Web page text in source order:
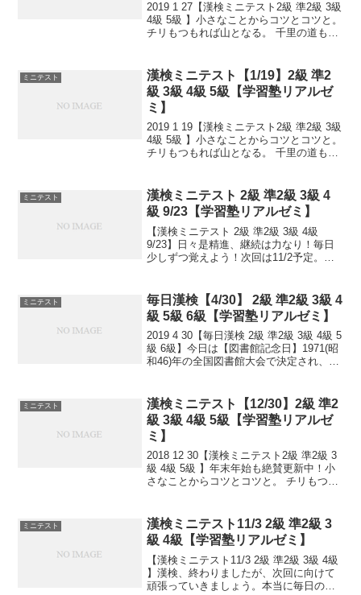
2019 1 27【漢検ミニテスト2級 準2級 3級
4級 5級 】小さなことからコツとコツと。
チリもつもれば山となる。 千里の道も一
熟語問題などの出来具合が合...
ミニテスト
漢検ミニテスト【1/19】2級 準2
級 3級 4級 5級【学習塾リアルゼ
ミ】
2019 1 19【漢検ミニテスト2級 準2級 3級
4級 5級 】小さなことからコツとコツと。
チリもつもれば山となる。 千里の道も一
熟語問題などの出来具合が合...
ミニテスト
漢検ミニテスト 2級 準2級 3級 4
級 9/23【学習塾リアルゼミ】
【漢検ミニテスト 2級 準2級 3級 4級
9/23】日々是精進、継続は力なり！毎日
少しずつ覚えよう！次回は11/2予定。受
す。連絡は塾で直接言っていただくか、
こちらから...
ミニテスト
毎日漢検【4/30】 2級 準2級 3級 4
級 5級 6級【学習塾リアルゼミ】
2019 4 30【毎日漢検 2級 準2級 3級 4級 5
級 6級】今日は【図書館記念日】1971(昭
和46)年の全国図書館大会で決定され、日
法」が公布...
ミニテスト
漢検ミニテスト【12/30】2級 準2
級 3級 4級 5級【学習塾リアルゼ
ミ】
2018 12 30【漢検ミニテスト2級 準2級 3
級 4級 5級 】年末年始も絶賛更新中！小
さなことからコツとコツと。 チリもつも
つ覚えよう！ 漢検は読みは皆さん...
ミニテスト
漢検ミニテスト11/3 2級 準2級 3
級 4級【学習塾リアルゼミ】
【漢検ミニテスト11/3 2級 準2級 3級 4級
】漢検、終わりましたが、次回に向けて
頑張っていきましょう。本当に毎日の積